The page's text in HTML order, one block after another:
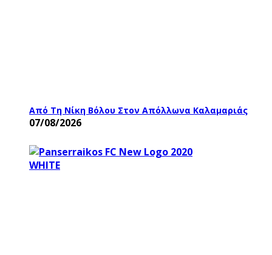
Από Τη Νίκη Βόλου Στον Απόλλωνα Καλαμαριάς
07/08/2026